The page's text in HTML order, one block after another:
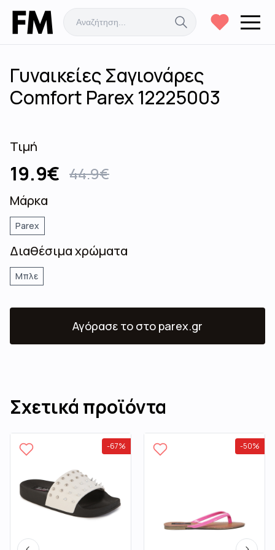
Γυναικείες Σαγιονάρες
Comfort Parex 12225003
Τιμή
19.9€ 44.9€
Μάρκα
Parex
Διαθέσιμα χρώματα
Μπλε
Αγόρασε το στο parex.gr
Σχετικά προϊόντα
-67% -50%